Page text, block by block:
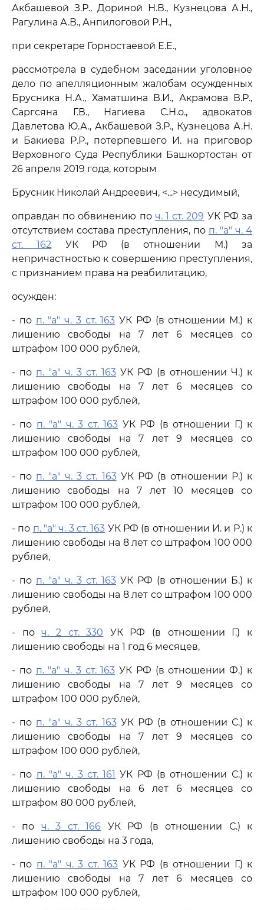
Акбашевой З.Р., Дориной Н.В., Кузнецова А.Н.,
Рагулина А.В., Анпилоговой Р.Н.,
при секретаре Горностаевой Е.Е.,
рассмотрела в судебном заседании уголовное
дело по апелляционным жалобам осужденных
Брусника Н.А., Хаматшина В.И., Акрамова В.Р.,
Саргсяна Г.В., Нагиева С.Н.о., адвокатов
Давлетова Ю.А., Акбашевой З.Р., Кузнецова А.Н.
и Бакиева Р.Р., потерпевшего И. на приговор
Верховного Суда Республики Башкортостан от
26 апреля 2019 года, которым
Брусник Николай Андреевич, <...> несудимый,
оправдан по обвинению по ч. 1 ст. 209 УК РФ за
отсутствием состава преступления, по п. "а" ч. 4
ст. 162 УК РФ (в отношении М.) за
непричастностью к совершению преступления,
с признанием права на реабилитацию,
осужден:
- по п. "а" ч. 3 ст. 163 УК РФ (в отношении М.) к
лишению свободы на 7 лет 6 месяцев со
штрафом 100 000 рублей,
- по п. "а" ч. 3 ст. 163 УК РФ (в отношении Ч.) к
лишению свободы на 7 лет 6 месяцев со
штрафом 100 000 рублей,
- по п. "а" ч. 3 ст. 163 УК РФ (в отношении Г.) к
лишению свободы на 7 лет 9 месяцев со
штрафом 100 000 рублей,
- по п. "а" ч. 3 ст. 163УК РФ (в отношении Р.) к
лишению свободы на 7 лет 10 месяцев со
штрафом 100 000 рублей,
- по п. "а" ч. 3 ст. 163 УК РФ (в отношении И. и Р.) к
лишению свободы на 8 лет со штрафом 100 000
рублей,
- по п. "а" ч. 3 ст. 163 УК РФ (в отношении Б.) к
лишению свободы на 8 лет со штрафом 100 000
рублей,
- поч. 2 ст. 330 УК РФ (в отношении Г.) к
лишению свободы на 1 год 6 месяцев,
- по п. "а" ч. 3 ст. 163 УК РФ (в отношении Ф.) к
лишению свободы на 7 лет 9 месяцев со
штрафом 100 000 рублей,
- по п. "а" ч. 3 ст. 163УК РФ (в отношении С.) к
лишению свободы на 7 лет 9 месяцев со
штрафом 100 000 рублей,
- по п. "а" ч. 3 ст. 161 УК РФ (в отношении С.) к
лишению свободы на 6 лет 6 месяцев со
штрафом 80 000 рублей,
- по ч. 3 ст. 166 УК РФ (в отношении С.) к
лишению свободы на 3 года,
- по п. "а" ч. 3 ст. 163 УК РФ (в отношении Г.) к
лишению свободы на 7 лет 6 месяцев со
штрафом 100 000 рублей,